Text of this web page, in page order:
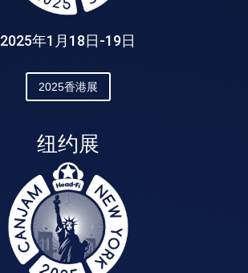
2025年1月18日-19日
2025香港展
纽约展